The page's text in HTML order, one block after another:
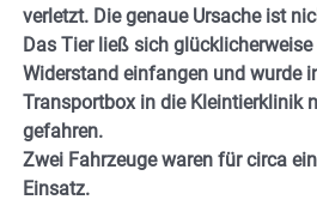
verletzt. Die genaue Ursache ist
Das Tier ließ sich
Widerstand einfangen und wurde
Transportbox in die Kleintierklinik
gefahren.
Zwei Fahrzeuge waren für circa
Einsatz.